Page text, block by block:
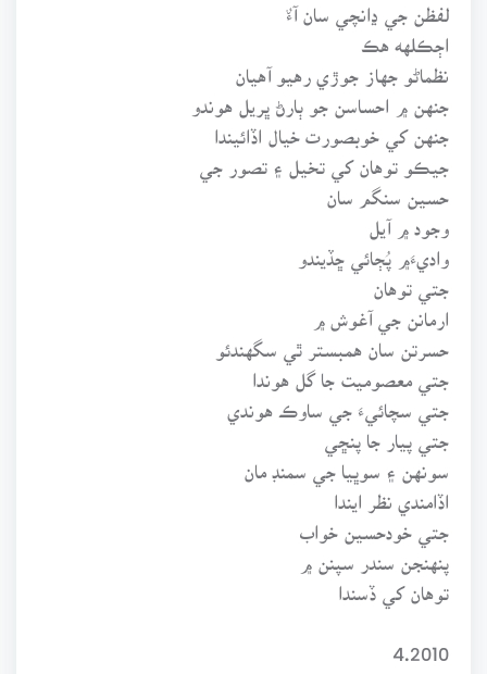
لفظن جي ڍانچي سان آءٌ
اڄڪلهه هڪ
نظماڻو جهاز جوڙي رهيو آهيان
جنهن ۾ احساسن جو ٻارڻ ڀريل هوندو
جنهن کي خوبصورت خيال اڏائيندا
جيڪو توهان کي تخيل ۽ تصور جي
حسين سنگم سان
وجود ۾ آيل
واديءَ۾ پُڄائي ڇڏيندو
جتي توهان
ارمانن جي آغوش ۾
حسرتن سان همبستر ٿي سگهندئو
جتي معصوميت جا گل هوندا
جتي سچائيءَ جي ساوڪ هوندي
جتي پيار جا پنڇي
سونهن ۽ سوڀيا جي سمنڊ مان
اڏامندي نظر ايندا
جتي خودحسين خواب
توهان کي ڏسندا
4.2010